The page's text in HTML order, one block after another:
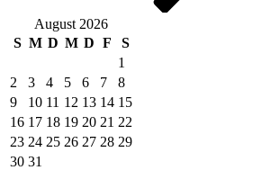
August 2026
S M D M D F
S
1
2
3 4 5 6 7
8
9
10 11 12 13 14 15
16 17 18 19 20 21 22
23 24 25 26 27 28 29
30 31